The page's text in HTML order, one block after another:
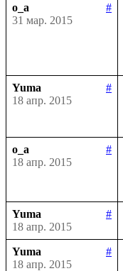
o_a
#
31 мар. 2015
Yuma
#
18 апр. 2015
o_a
#
18 апр. 2015
Yuma
#
18 апр. 2015
Yuma
#
18 апр. 2015